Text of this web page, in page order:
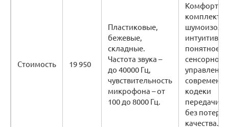
Стоимость 19 950
Пластиковые,
бежевые,
складные.
Частота звука –
до 40000 Гц,
чувствительность
микрофона – от
100 до 8000 Гц.
Комфорт,
интуитивно
понятное
сенсорное
кодеки
передачи
без потери
качества.